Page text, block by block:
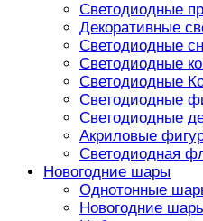
Светодиодные
Декоративные
Светодиодные
Светодиодные
Светодиодные
Светодиодные
Светодиодные
Акриловые
Светодиодная
Новогодние шары
Однотонные
Новогодние